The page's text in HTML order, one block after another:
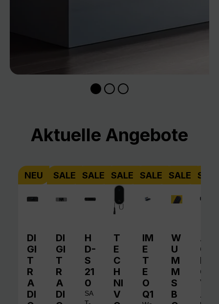
Produktgalerie überspringen
Aktuelle Angebote
NEU
DI
GI
T
R
A
DI
SALE
DI
GI
T
R
A
DI
SALE
H
D-
S
21
0
SA
SALE
T
E
C
H
NI
V
SALE
IM
E
T
E
O
Q1
SALE
W
U
M
M
S
B
A
QI
N
O
V
A